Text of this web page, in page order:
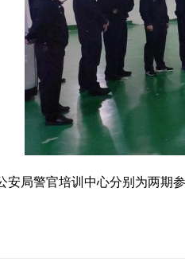
安局警官培训中心分别为两期